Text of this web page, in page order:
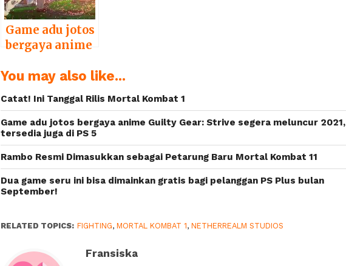
Game adu jotos
bergaya anime
Strive segera
tersedia juga di
PS 5
You may also like...
Catat! Ini Tanggal Rilis Mortal Kombat 1
Game adu jotos bergaya anime Guilty Gear: Strive segera meluncur 2021,
tersedia juga di PS 5
Rambo Resmi Dimasukkan sebagai Petarung Baru Mortal Kombat 11
Dua game seru ini bisa dimainkan gratis bagi pelanggan PS Plus bulan
September!
RELATED TOPICS: FIGHTING,MORTAL KOMBAT 1,NETHERREALM STUDIOS
Fransiska